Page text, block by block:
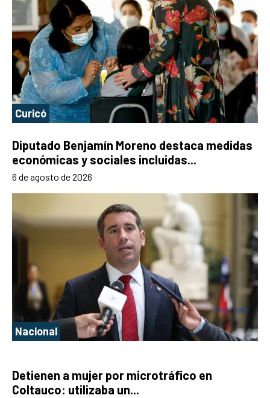
Curicó
Diputado Benjamín Moreno destaca medidas
económicas y sociales incluidas...
6 de agosto de 2026
Nacional
Detienen a mujer por microtráfico en
Coltauco: utilizaba un...